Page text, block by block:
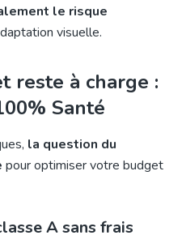
le risque
visuelle.
reste à charge :
Santé
la question du
pour optimiser votre budget
A sans frais